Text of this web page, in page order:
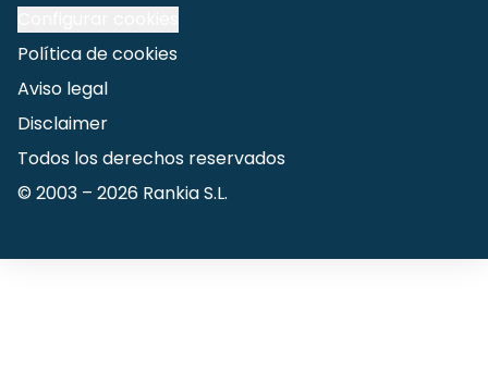
Política de cookies
Aviso legal
Disclaimer
Todos los derechos reservados
© 2003 – 2026 Rankia S.L.